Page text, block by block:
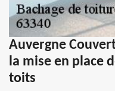
Auvergne
la mise en place
toits